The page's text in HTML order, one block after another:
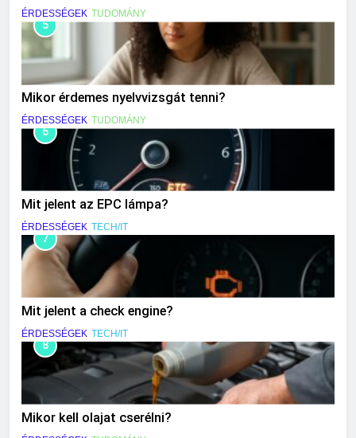
ÉRDESSÉGEK TUDOMÁNY
5
Mikor érdemes nyelvvizsgát tenni?
ÉRDESSÉGEK TUDOMÁNY
6
Mit jelent az EPC lámpa?
ÉRDESSÉGEK TECH/IT
7
Mit jelent a check engine?
ÉRDESSÉGEK TECH/IT
8
Mikor kell olajat cserélni?